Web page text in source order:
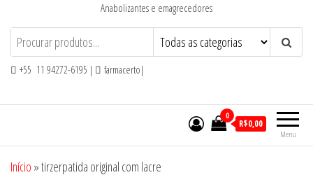
Anabolizantes e emagrecedores
+55 11 94272-6195 | farmacerto|
Menu
0
R$0,00
Início »tirzerpatida original com lacre